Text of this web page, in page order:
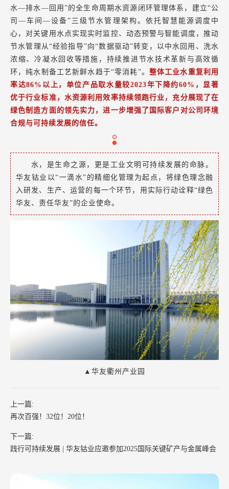
水—排水—回用”的全生命周期水资源闭环管理体系，建立“公
司—车间—设备”三级节水管理架构。依托智慧能源调度中
心，对关键用水点实现实时监控、动态预警与智能调度，推动
节水管理从“经验指导”向“数据驱动”转变，以中水回用、洗水
浓缩、冷凝水回收等措施，持续推进节水技术革新与高效循
环，纯水制备工艺新鲜水趋于“零消耗”。 整体工业水重复利用
率达86%以上，单位产品取水量较2023年下降约60%，显著
优于行业标准，水资源利用效率持续领跑行业，充分展现了在
绿色制造方面的领先实力，进一步增强了国际客户对公司环境
合规与可持续发展的信任。
水，是生命之源，更是工业文明可持续发展的命脉。
华友钴业以“一滴水”的精细化管理为起点，将绿色理念融
入研发、生产、运营的每一个环节，用实际行动诠释“绿色
华友、责任华友”的企业使命。
▲华友衢州产业园
上一篇:
再次百强！32位！20位！
下一篇:
践行可持续发展 | 华友钴业应邀参加2025国际关键矿产与金属峰会